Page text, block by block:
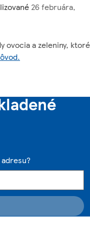
26 februára,
ovocia a zeleniny,